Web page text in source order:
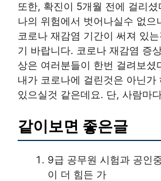
또한, 확진이 5개월 전에 걸리
나의 위험에서 벗어나실수 없으
코로나 재감염 기간이 써져 있
기 바랍니다. 코로나 재감염 증
상은 여러분들이 한번 걸려보셨
내가 코로나에 걸린것은 아닌가
있으실것 같은데요. 단, 사람마
같이보면 좋은글
9급 공무원 시험과 공인
이 더 힘든 가